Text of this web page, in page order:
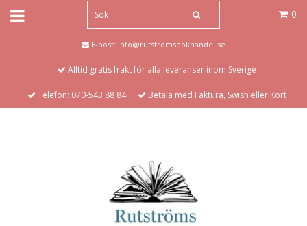
0
E-post: info@rutstromsbokhandel.se
Alltid gratis frakt för alla leveranser inom Sverige
Telefon: 070-543 88 84 Betala med Faktura, Swish eller Kort